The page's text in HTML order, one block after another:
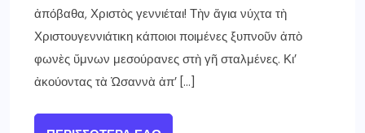
ἀπόβαθα, Χριστὸς γεννιέται! Τὴν ἅγια νύχτα τὴ
Χριστουγεννιάτικη κάποιοι ποιμένες ξυπνοῦν ἀπὸ
φωνὲς ὕμνων μεσούρανες στὴ γῆ σταλμένες. Κι’
ἀκούοντας τὰ Ὡσαννὰ ἀπ’ […]